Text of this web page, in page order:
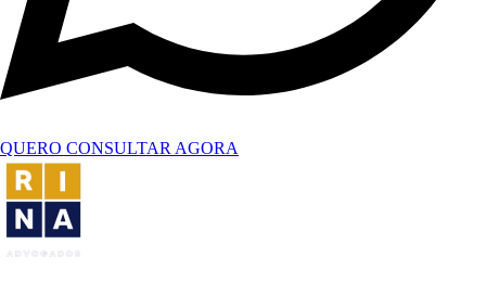
QUERO CONSULTAR AGORA